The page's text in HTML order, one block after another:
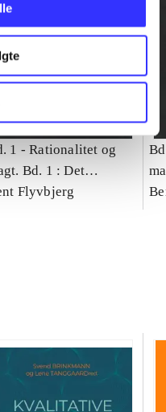
1 -Rationalitet og
Bd. 1 : Det
videnskab
Flyvbjerg